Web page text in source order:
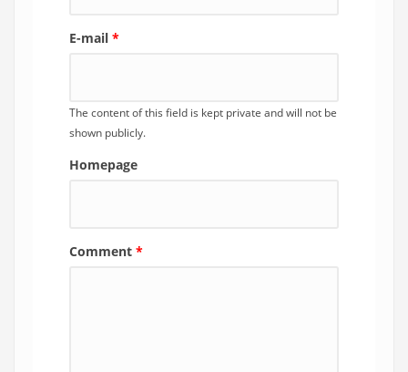
E-mail *
The content of this field is kept private and will not be
shown publicly.
Homepage
Comment *